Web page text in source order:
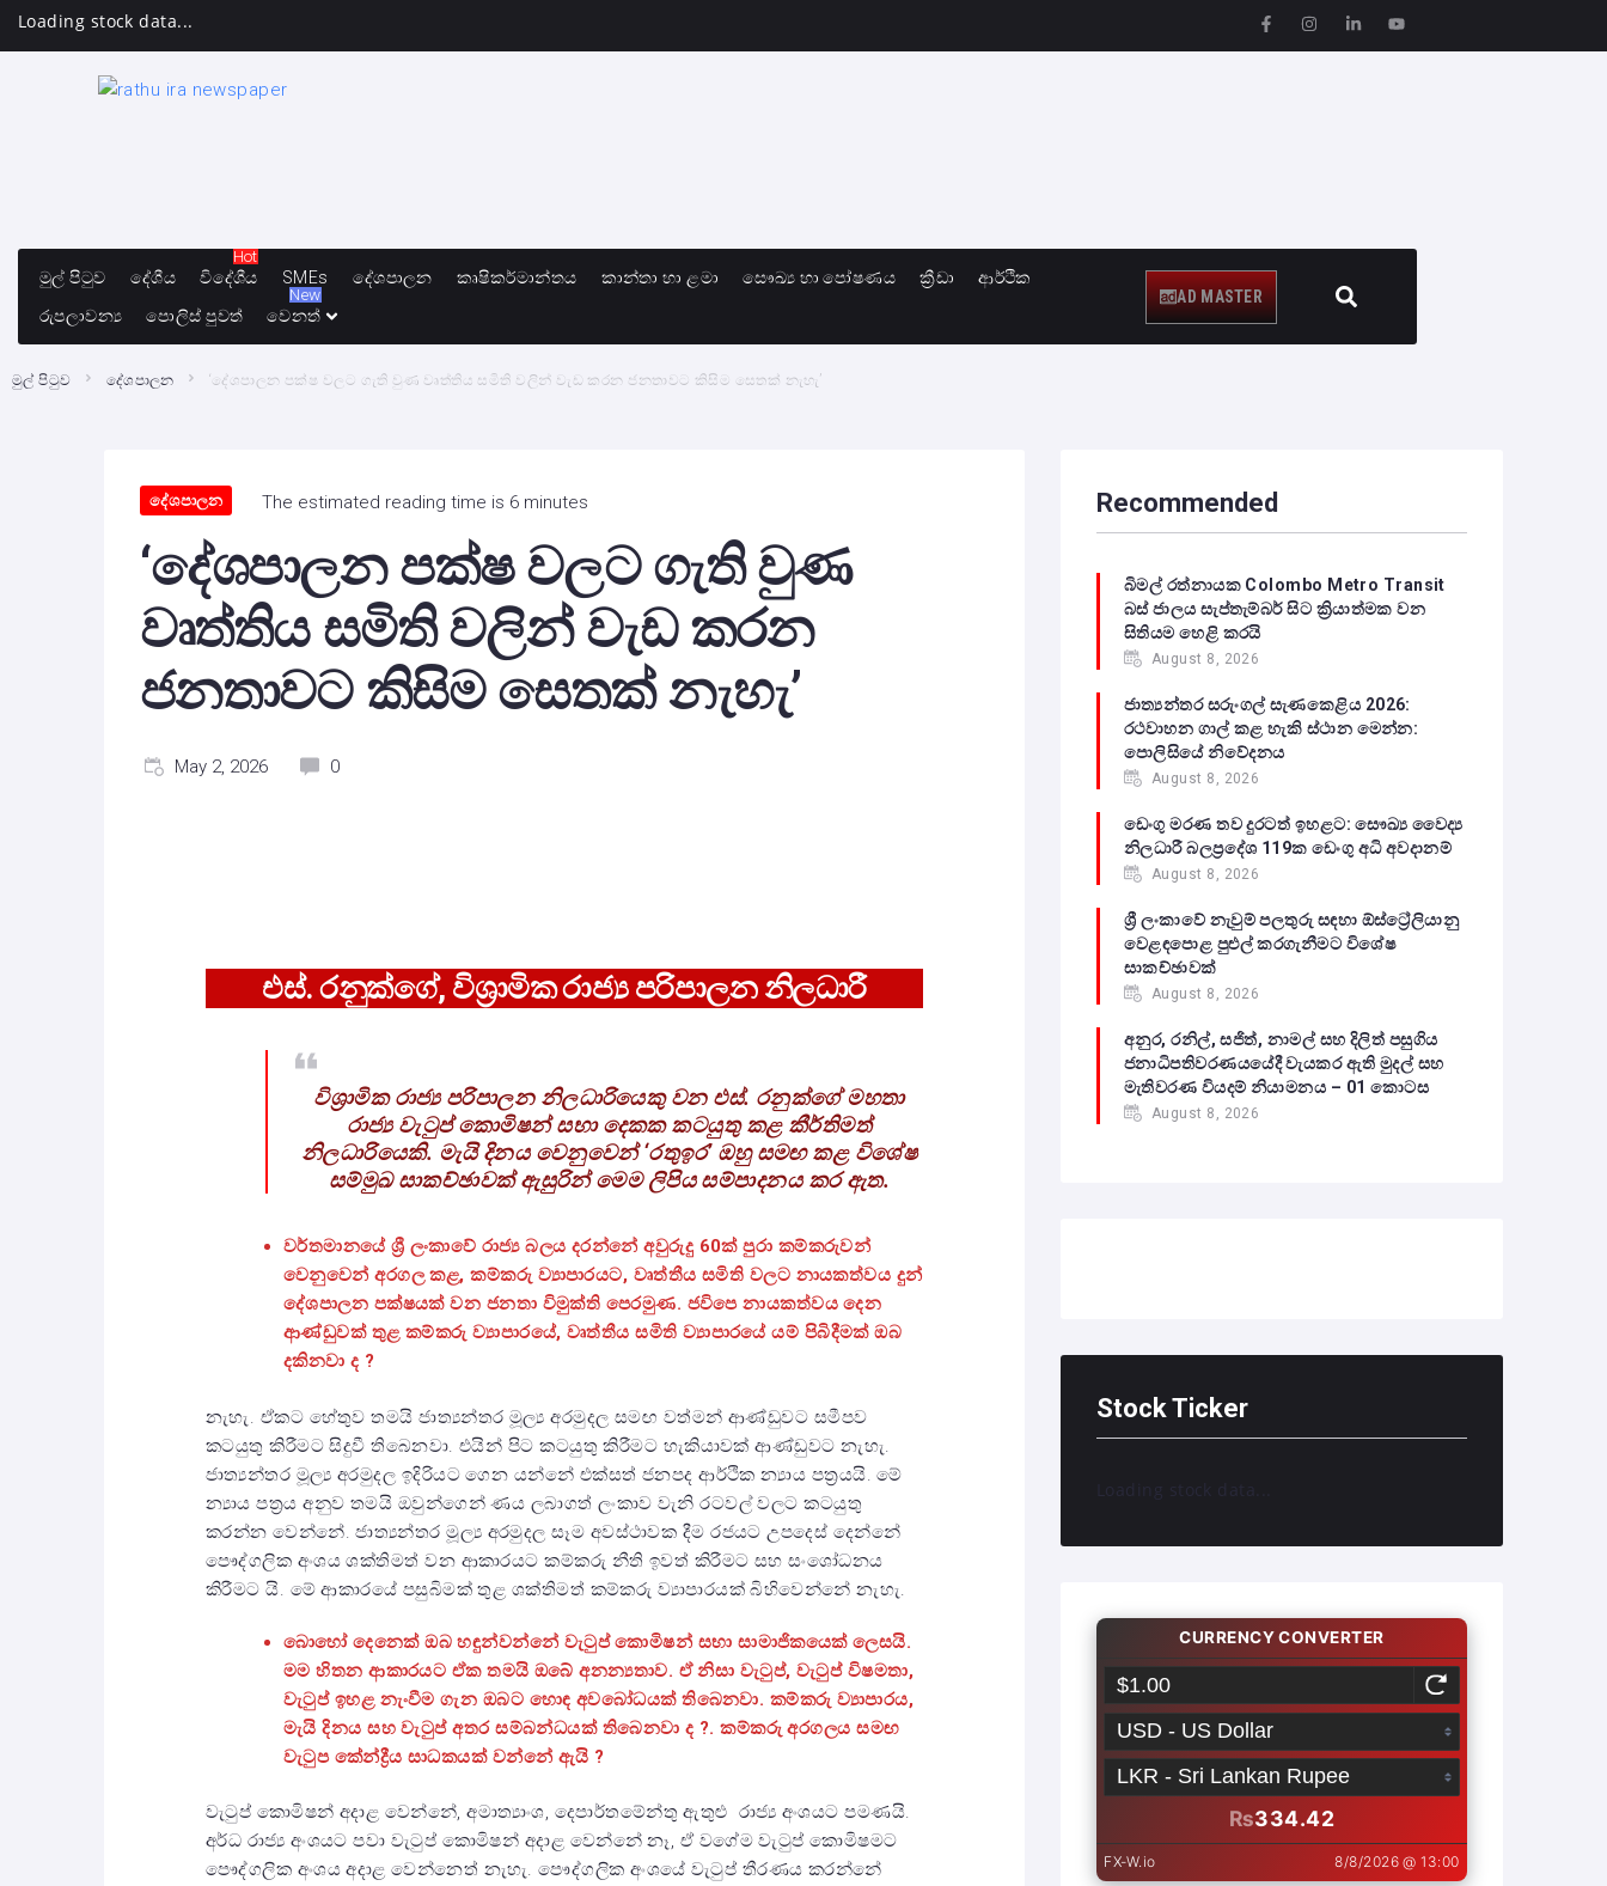
Loading stock data...
මුල් පිටුව දේශීය විදේශීය
Hot
SMEs
දේශපාලන කෘෂිකර්මාන්තය කාන්තා හා ළමා සෞඛ්‍ය හා පෝෂණය ක්‍රීඩා
ආර්ථික
රුපලාවන්‍ය
පොලිස් පුවත් වෙනත්
New AD MASTER
මුල් පිටුව දේශපාලන ‘දේශපාලන පක්ෂ වලට ගැති වුණ වෘත්තිය සමිති වලින් වැඩ කරන ජනතාවට කිසිම සෙතක් නැහැ’
දේශපාලන The estimated reading time is 6 minutes
‘දේශපාලන පක්ෂ වලට ගැති වුණ
වෘත්තිය සමිති වලින් වැඩ කරන
ජනතාවට කිසිම සෙතක් නැහැ’
May 2, 2026 0
එස්. රනුක්ගේ, විශ්‍රාමික රාජ්‍ය පරිපාලන නිලධාරී
විශ්‍රාමික රාජ්‍ය පරිපාලන නිලධාරියෙකු වන එස්. රනුක්ගේ මහතා
රාජ්‍ය වැටුප් කොමිෂන් සභා දෙකක කටයුතු කළ කීර්තිමත්
නිලධාරියෙකි. මැයි දිනය වෙනුවෙන් ‘රතුඉර’ ඔහු සමඟ කළ විශේෂ
සම්මුඛ සාකච්ඡාවක් ඇසුරින් මෙම ලිපිය සම්පාදනය කර ඇත.
වර්තමානයේ ශ්‍රී ලංකාවේ රාජ්‍ය බලය දරන්නේ අවුරුදු 60ක් පුරා කම්කරුවන්
වෙනුවෙන් අරගල කළ, කම්කරු ව්‍යාපාරයට, වෘත්තීය සමිති වලට නායකත්වය දුන්
දේශපාලන පක්ෂයක් වන ජනතා විමුක්ති පෙරමුණ. ජවිපෙ නායකත්වය දෙන
ආණ්ඩුවක් තුළ කම්කරු ව්‍යාපාරයේ, වෘත්තීය සමිති ව්‍යාපාරයේ යම් පිබිදීමක් ඔබ
දකිනවා ද ?
නැහැ. ඒකට හේතුව තමයි ජාත්‍යන්තර මූල්‍ය අරමුදල සමඟ වත්මන් ආණ්ඩුවට සමීපව
කටයුතු කිරීමට සිදුවී තිබෙනවා. එයින් පිට කටයුතු කිරීමට හැකියාවක් ආණ්ඩුවට නැහැ.
ජාත්‍යන්තර මූල්‍ය අරමුදල ඉදිරියට ගෙන යන්නේ එක්සත් ජනපද ආර්ථික න්‍යාය පත්‍රයයි. මේ
න්‍යාය පත්‍රය අනුව තමයි ඔවුන්ගෙන් ණය ලබාගත් ලංකාව වැනි රටවල් වලට කටයුතු
කරන්න වෙන්නේ. ජාත්‍යන්තර මූල්‍ය අරමුදල සෑම අවස්ථාවක දීම රජයට උපදෙස් දෙන්නේ
පෞද්ගලික අංශය ශක්තිමත් වන ආකාරයට කම්කරු නීති ඉවත් කිරීමට සහ සංශෝධනය
කිරීමට යි. මේ ආකාරයේ පසුබිමක් තුළ ශක්තිමත් කම්කරු ව්‍යාපාරයක් බිහිවෙන්නේ නැහැ.
බොහෝ දෙනෙක් ඔබ හඳුන්වන්නේ වැටුප් කොමිෂන් සභා සාමාජිකයෙක් ලෙසයි.
මම හිතන ආකාරයට ඒක තමයි ඔබේ අනන්‍යතාව. ඒ නිසා වැටුප්, වැටුප් විෂමතා,
වැටුප් ඉහළ නැංවීම ගැන ඔබට හොඳ අවබෝධයක් තිබෙනවා. කම්කරු ව්‍යාපාරය,
මැයි දිනය සහ වැටුප් අතර සම්බන්ධයක් තිබෙනවා ද ?. කම්කරු අරගලය සමඟ
වැටුප කේන්ද්‍රීය සාධකයක් වන්නේ ඇයි ?
වැටුප් කොමිෂන් අදාළ වෙන්නේ, අමාත්‍යාංශ, දෙපාර්තමේන්තු ඇතුළු රාජ්‍ය අංශයට පමණයි.
අර්ධ රාජ්‍ය අංශයට පවා වැටුප් කොමිෂන් අදාළ වෙන්නේ නෑ, ඒ වගේම වැටුප් කොමිෂමට
පෞද්ගලික අංශය අදාළ වෙන්නෙත් නැහැ. පෞද්ගලික අංශයේ වැටුප් තීරණය කරන්නේ
Recommended
බිමල් රත්නායක Colombo Metro Transit
බස් ජාලය සැප්තැම්බර් සිට ක්‍රියාත්මක වන
සිතියම හෙළි කරයි
August 8, 2026
ජාත්‍යන්තර සරුංගල් සැණකෙළිය 2026:
රථවාහන ගාල් කළ හැකි ස්ථාන මෙන්න:
පොලිසියේ නිවේදනය
August 8, 2026
ඩෙංගු මරණ තව දුරටත් ඉහළට: සෞඛ්‍ය වෛද්‍ය
නිලධාරී බලප්‍රදේශ 119ක ඩෙංගු අධි අවදානම්
August 8, 2026
ශ්‍රී ලංකාවේ නැවුම් පලතුරු සඳහා ඕස්ට්‍රේලියානු
වෙළඳපොළ පුළුල් කරගැනීමට විශේෂ
සාකච්ඡාවක්
August 8, 2026
අනුර, රනිල්, සජිත්, නාමල් සහ දිලිත් පසුගිය
ජනාධිපතිවරණයයේදී වැයකර ඇති මුදල් සහ
මැතිවරණ වියදම් නියාමනය – 01 කොටස
August 8, 2026
Stock Ticker
Loading stock data...